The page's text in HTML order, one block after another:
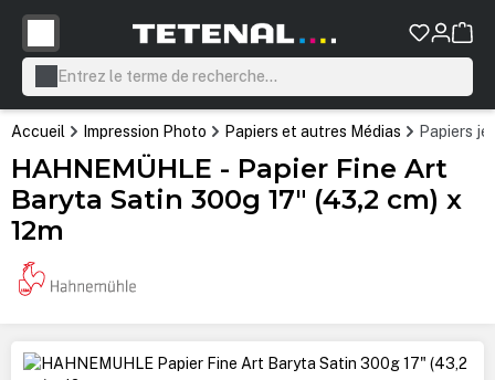
principal
Accueil Impression Photo Papiers et autres Médias Papiers
HAHNEMÜHLE - Papier Fine Art
Baryta Satin 300g 17" (43,2 cm) x
12m
Ignorer la galerie d'images